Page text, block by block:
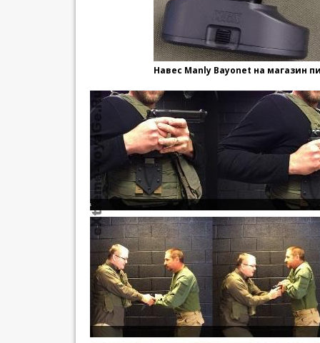
Навес Manly Bayonet на магазин